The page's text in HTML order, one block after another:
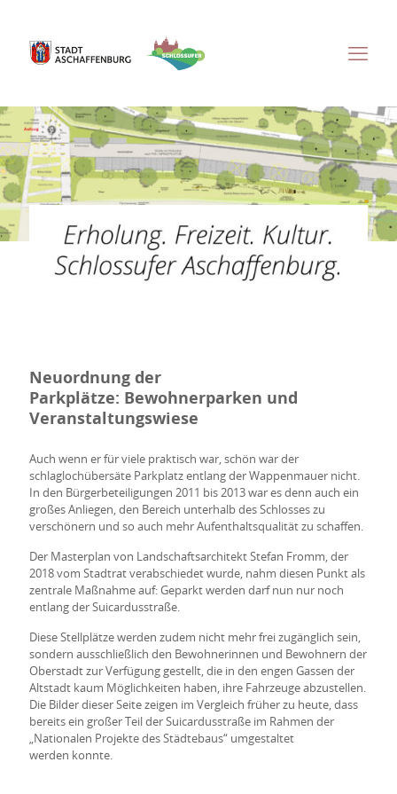
Neuordnung der
Parkplätze: Bewohnerparken und
Veranstaltungswiese
Auch wenn er für viele praktisch war, schön war der
schlaglochübersäte Parkplatz entlang der Wappenmauer nicht.
In den Bürgerbeteiligungen 2011 bis 2013 war es denn auch ein
großes Anliegen, den Bereich unterhalb des Schlosses zu
verschönern und so auch mehr Aufenthaltsqualität zu schaffen.
Der Masterplan von Landschaftsarchitekt Stefan Fromm, der
2018 vom Stadtrat verabschiedet wurde, nahm diesen Punkt als
zentrale Maßnahme auf:Geparkt werden darf nun nur noch
entlang der Suicardusstraße.
Diese Stellplätze werden zudem nicht mehr frei zugänglich sein,
sondern ausschließlich den Bewohnerinnen und Bewohnern der
Oberstadt zur Verfügung gestellt, die in den engen Gassen der
Altstadt kaum Möglichkeiten haben, ihre Fahrzeuge abzustellen.
Die Bilder dieser Seite zeigen im Vergleich früher zu heute, dass
bereits ein großer Teil der Suicardusstraße im Rahmen der
„Nationalen Projektedes Städtebaus“ umgestaltet
werden konnte.